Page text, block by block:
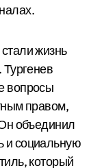
жизнь
Тургенев
вопросы
правом,
объединил
и социальную
который